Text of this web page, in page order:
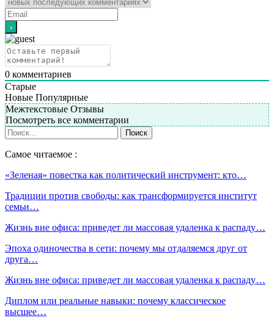
0 комментариев
Старые
Новые Популярные
Межтекстовые Отзывы
Посмотреть все комментарии
Самое читаемое :
«Зеленая» повестка как политический инструмент: кто…
Традиции против свободы: как трансформируется институт
семьи…
Жизнь вне офиса: приведет ли массовая удаленка к распаду…
Эпоха одиночества в сети: почему мы отдаляемся друг от
друга…
Жизнь вне офиса: приведет ли массовая удаленка к распаду…
Диплом или реальные навыки: почему классическое
высшее…